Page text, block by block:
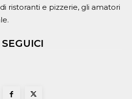
ristoranti e pizzerie, gli amatori
SEGUICI